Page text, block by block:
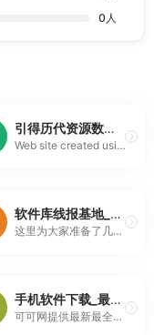
0 人
引得历代资源数据平台
Web site created using create-react-app.
软件库线报基地_线报坊软件库_线报软件合集下载_5577下载
这里为大家准备了几款非常棒的线报软件，用户通过这些软件能轻松了解到最新的线报消息，欢迎下载体验！
手机软件下载_最新安卓软件apk_手机软件下载大全-可可下载站
可可网提供最新最全的手机软件下载，提供丰富实用的安卓手机软件，安卓手机软件一网打尽！